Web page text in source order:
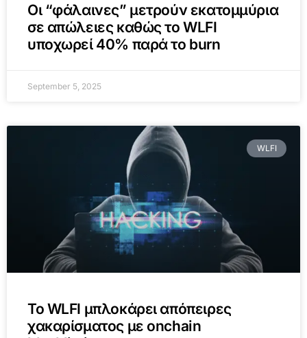
Οι “φάλαινες” μετρούν εκατομμύρια
σε απώλειες καθώς το WLFI
υποχωρεί 40% παρά το burn
September 5, 2025
WLFI
Το WLFI μπλοκάρει απόπειρες
χακαρίσματος με onchain